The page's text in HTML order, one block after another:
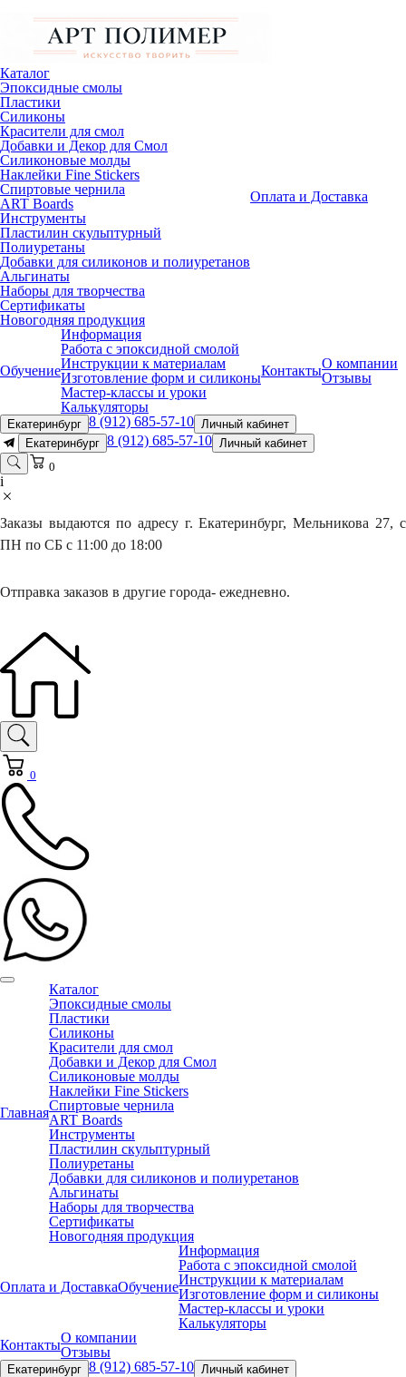
Каталог
Эпоксидные смолы
Пластики
Силиконы
Красители для смол
Добавки и Декор для Смол
Силиконовые молды
Наклейки Fine Stickers
Спиртовые чернила
ART Boards
Инструменты
Пластилин скульптурный
Полиуретаны
Добавки для силиконов и полиуретанов
Альгинаты
Наборы для творчества
Сертификаты
Новогодняя продукция
Оплата и Доставка
Обучение
Информация
Работа с эпоксидной смолой
Инструкции к материалам
Изготовление форм и силиконы
Мастер-классы и уроки
Калькуляторы
КонтактыО компании
Отзывы
Екатеринбург 8 (912) 685-57-10 Личный кабинет
Екатеринбург 8 (912) 685-57-10 Личный кабинет
0
i
Заказы выдаются по адресу г. Екатеринбург, Мельникова 27, с
ПН по СБ с 11:00 до 18:00
Отправка заказов в другие города- ежедневно.
0
Главная
Каталог
Эпоксидные смолы
Пластики
Силиконы
Красители для смол
Добавки и Декор для Смол
Силиконовые молды
Наклейки Fine Stickers
Спиртовые чернила
ART Boards
Инструменты
Пластилин скульптурный
Полиуретаны
Добавки для силиконов и полиуретанов
Альгинаты
Наборы для творчества
Сертификаты
Новогодняя продукция
Оплата и ДоставкаОбучение
Информация
Работа с эпоксидной смолой
Инструкции к материалам
Изготовление форм и силиконы
Мастер-классы и уроки
Калькуляторы
КонтактыО компании
Отзывы
Екатеринбург 8 (912) 685-57-10 Личный кабинет